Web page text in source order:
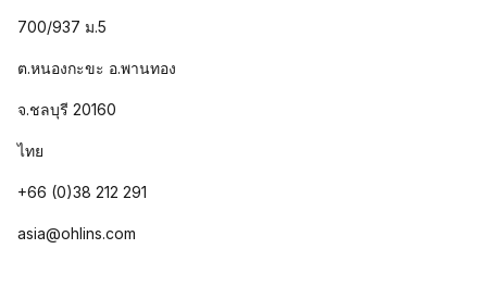
700/937 ม.5
ต.หนองกะขะ อ.พานทอง
จ.ชลบุรี 20160
ไทย
+66 (0)38 212 291
asia@ohlins.com